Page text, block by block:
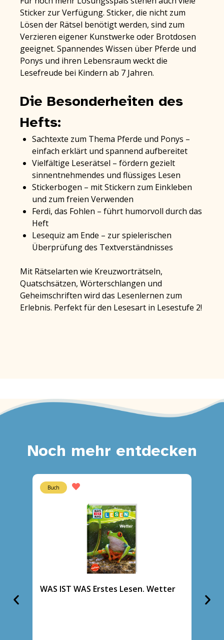
Sticker zur Verfügung. Sticker, die nicht zum
Lösen der Rätsel benötigt werden, sind zum
Verzieren eigener Kunstwerke oder Brotdosen
geeignet. Spannendes Wissen über Pferde und
Ponys und ihren Lebensraum weckt die
Lesefreude bei Kindern ab 7 Jahren.
Die Besonderheiten des
Hefts:
Sachtexte zum Thema Pferde und Ponys –
einfach erklärt und spannend aufbereitet
Vielfältige Leserätsel – fördern gezielt
sinnentnehmendes und flüssiges Lesen
Stickerbogen – mit Stickern zum Einkleben
und zum freien Verwenden
Ferdi, das Fohlen – führt humorvoll durch das
Heft
Lesequiz am Ende – zur spielerischen
Überprüfung des Textverständnisses
Mit Rätselarten wie Kreuzworträtseln,
Quatschsätzen, Wörterschlangen und
Geheimschriften wird das Lesenlernen zum
Erlebnis. Perfekt für den Lesesart in Lesestufe 2!
Noch mehr entdecken
Buch
WAS IST WAS Erstes Lesen. Wetter
und